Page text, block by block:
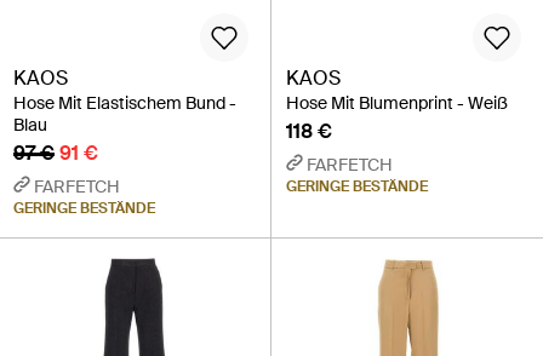
KAOS
Hose Mit Elastischem Bund -
Blau
97 €91 €
FARFETCH
GERINGE BESTÄNDE
KAOS
Hose Mit Blumenprint - Weiß
118 €
FARFETCH
GERINGE BESTÄNDE